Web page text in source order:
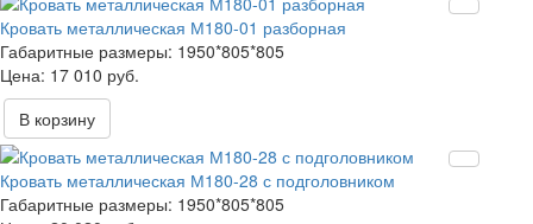
Кровать металлическая М180-01 разборная
Габаритные размеры: 1950*805*805
17 010 руб.
В корзину
Кровать металлическая М180-28 с подголовником
Габаритные размеры: 1950*805*805